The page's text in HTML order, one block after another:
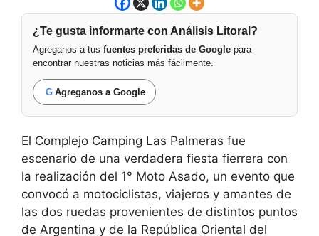
¿Te gusta informarte con Análisis Litoral?
Agreganos a tus fuentes preferidas de Google para
encontrar nuestras noticias más fácilmente.
G Agreganos a Google
El Complejo Camping Las Palmeras fue
escenario de una verdadera fiesta fierrera con
la realización del 1° Moto Asado, un evento que
convocó a motociclistas, viajeros y amantes de
las dos ruedas provenientes de distintos puntos
de Argentina y de la República Oriental del